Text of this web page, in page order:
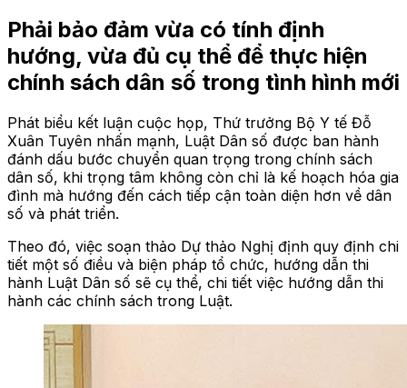
Phải bảo đảm vừa có tính định
hướng, vừa đủ cụ thể để thực hiện
chính sách dân số trong tình hình mới
Phát biểu kết luận cuộc họp, Thứ trưởng Bộ Y tế Đỗ
Xuân Tuyên nhấn mạnh, Luật Dân số được ban hành
đánh dấu bước chuyển quan trọng trong chính sách
dân số, khi trọng tâm không còn chỉ là kế hoạch hóa gia
đình mà hướng đến cách tiếp cận toàn diện hơn về dân
số và phát triển.
Theo đó, việc soạn thảo Dự thảo Nghị định quy định chi
tiết một số điều và biện pháp tổ chức, hướng dẫn thi
hành Luật Dân số sẽ cụ thể, chi tiết việc hướng dẫn thi
hành các chính sách trong Luật.